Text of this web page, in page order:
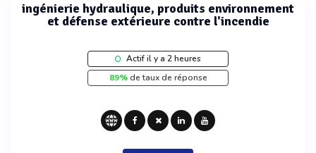
ingénierie hydraulique, produits environnement
et défense extérieure contre l'incendie
Actif il y a 2 heures
89%de taux de réponse